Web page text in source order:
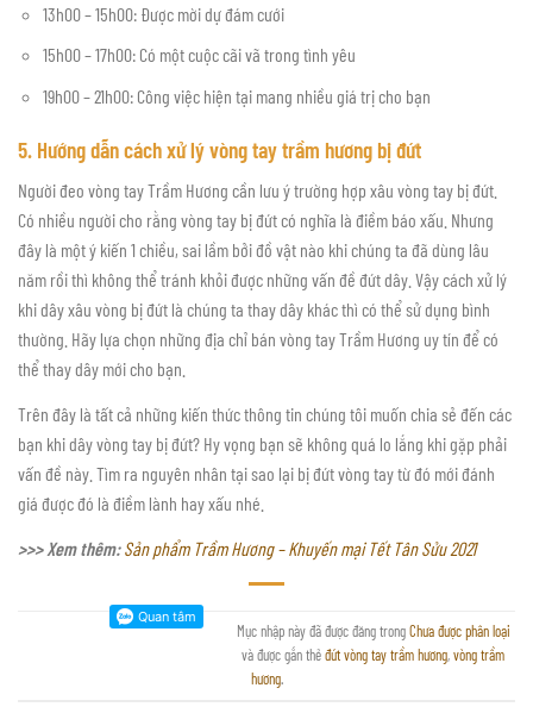
13h00 – 15h00: Được mời dự đám cưới
15h00 – 17h00: Có một cuộc cãi vã trong tình yêu
19h00 – 21h00: Công việc hiện tại mang nhiều giá trị cho bạn
5. Hướng dẫn cách xử lý vòng tay trầm hương bị đứt
Người đeo vòng tay Trầm Hương cần lưu ý trường hợp xâu vòng tay bị đứt.
Có nhiều người cho rằng vòng tay bị đứt có nghĩa là điềm báo xấu. Nhưng
đây là một ý kiến 1 chiều, sai lầm bởi đồ vật nào khi chúng ta đã dùng lâu
năm rồi thì không thể tránh khỏi được những vấn đề đứt dây. Vậy cách xử lý
khi dây xâu vòng bị đứt là chúng ta thay dây khác thì có thể sử dụng bình
thường. Hãy lựa chọn những địa chỉ bán vòng tay Trầm Hương uy tín để có
thể thay dây mới cho bạn.
Trên đây là tất cả những kiến thức thông tin chúng tôi muốn chia sẻ đến các
bạn khi dây vòng tay bị đứt? Hy vọng bạn sẽ không quá lo lắng khi gặp phải
vấn đề này. Tìm ra nguyên nhân tại sao lại bị đứt vòng tay từ đó mới đánh
giá được đó là điềm lành hay xấu nhé.
>>> Xem thêm: Sản phẩm Trầm Hương – Khuyến mại Tết Tân Sửu 2021
Mục nhập này đã được đăng trongChưa được phân loại
và được gắn thẻđứt vòng tay trầm hương,vòng trầm
hương.